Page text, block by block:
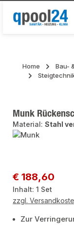
Zum Hauptinhalt
Home Bau-
Munk
Material:Stahl
Regulärer Preis:
€ 188,60
Inhalt:1 Set
zzgl.
Zur